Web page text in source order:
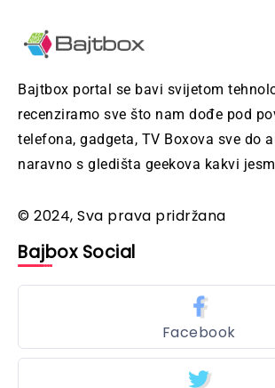
Bajtbox portal se bavi svijetom
recenziramo sve što nam dođe pod
telefona, gadgeta, TV Boxova sve do
naravno s gledišta geekova kakvi
© 2024, Sva prava pridržana
Bajbox Social
Facebook